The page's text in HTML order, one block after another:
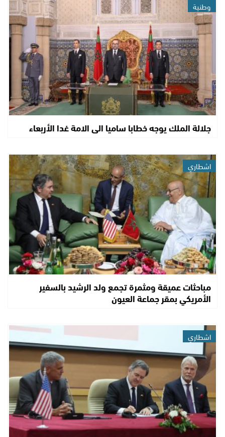
وطنية
جلالة الملك يوجه خطابا ساميا الى الامة غدا الأربعاء
اشطاري
مباحثات عميقة ومثمرة تجمع ولد الرشيد بالسفير
الأمريكي بمقر جماعة العيون
اشطاري